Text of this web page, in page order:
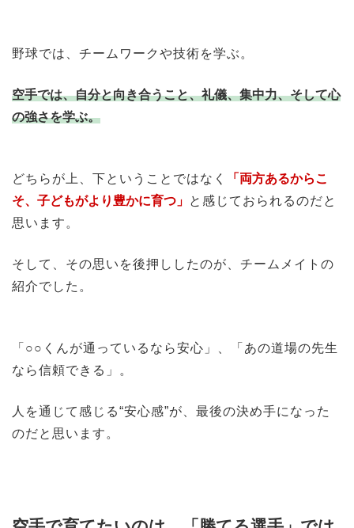
野球では、チームワークや技術を学ぶ。
空手では、自分と向き合うこと、礼儀、集中力、そして心
の強さを学ぶ。
どちらが上、下ということではなく
「両方あるからこ
そ、子どもがより豊かに育つ」 と感じておられるのだと
思います。
そして、その思いを後押ししたのが、チームメイトの
紹介でした。
「○○くんが通っているなら安心」、「あの道場の先生
なら信頼できる」。
人を通じて感じる“安心感”が、最後の決め手になった
のだと思います。